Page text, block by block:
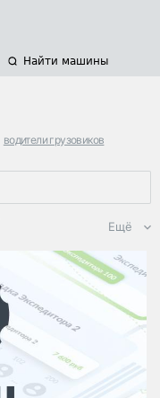
Найти машины
водители грузовиков
Ещё